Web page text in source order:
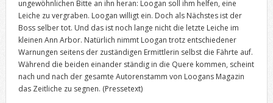
ungewöhnlichen Bitte an ihn heran: Loogan soll ihm helfen, eine
Leiche zu vergraben. Loogan willigt ein. Doch als Nächstes ist der
Boss selber tot. Und das ist noch lange nicht die letzte Leiche im
kleinen Ann Arbor. Natürlich nimmt Loogan trotz entschiedener
Warnungen seitens der zuständigen Ermittlerin selbst die Fährte auf.
Während die beiden einander ständig in die Quere kommen, scheint
nach und nach der gesamte Autorenstamm von Loogans Magazin
das Zeitliche zu segnen. (Pressetext)